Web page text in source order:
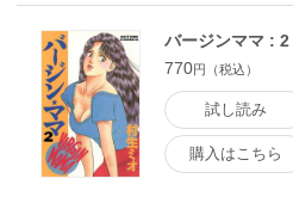
バージンママ : 2
770円（税込）
試し読み
購入はこちら